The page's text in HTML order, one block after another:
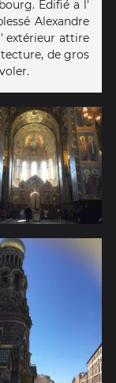
Edifié a l'
Alexandre
extérieur attire
de gros